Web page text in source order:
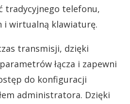
tradycyjnego telefonu,
i wirtualną klawiaturę.
transmisji, dzięki
łącza i zapewni
do konfiguracji
administratora. Dzięki